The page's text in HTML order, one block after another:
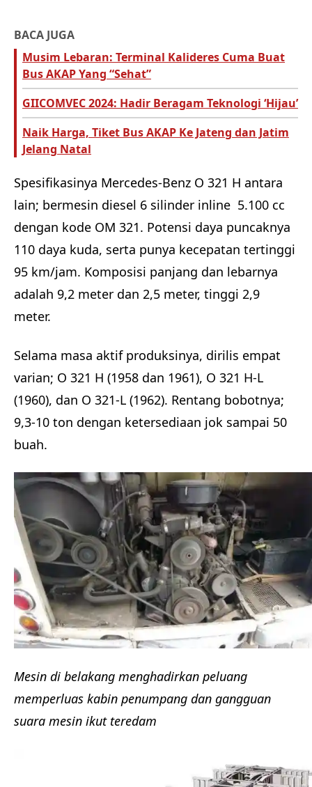
BACA JUGA
Musim Lebaran: Terminal Kalideres Cuma Buat
Bus AKAP Yang “Sehat”
GIICOMVEC 2024: Hadir Beragam Teknologi ‘Hijau’
Naik Harga, Tiket Bus AKAP Ke Jateng dan Jatim
Jelang Natal
Spesifikasinya Mercedes-Benz O 321 H antara
lain; bermesin diesel 6 silinder inline 5.100 cc
dengan kode OM 321. Potensi daya puncaknya
110 daya kuda, serta punya kecepatan tertinggi
95 km/jam. Komposisi panjang dan lebarnya
adalah 9,2 meter dan 2,5 meter, tinggi 2,9
meter.
Selama masa aktif produksinya, dirilis empat
varian; O 321 H (1958 dan 1961), O 321 H-L
(1960), dan O 321-L (1962). Rentang bobotnya;
9,3-10 ton dengan ketersediaan jok sampai 50
buah.
Mesin di belakang menghadirkan peluang
memperluas kabin penumpang dan gangguan
suara mesin ikut teredam